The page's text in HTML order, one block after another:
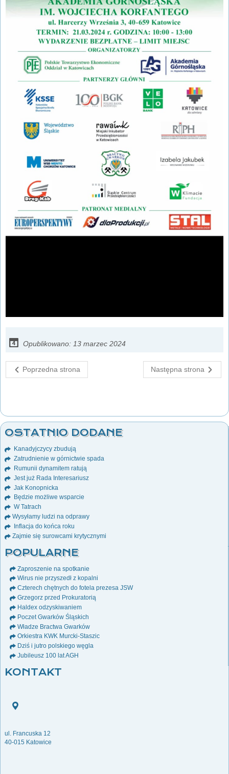
Opublikowano: 13 marzec 2024
Poprzedna strona Następna strona
OSTATNIO DODANE
Kanadyjczycy zbudują
Zatrudnienie w górnictwie spada
Rumunii dynamitem ratują
Jest już Rada Interesariusz
Jak Konopnicka
Będzie możliwe wsparcie
W Tatrach
Wysyłamy ludzi na odprawy
Inflacja do końca roku
Zajmie się surowcami krytycznymi
POPULARNE
Zaproszenie na spotkanie
Wirus nie przyszedł z kopalni
Czterech chętnych do fotela prezesa JSW
Grzegorz przed Prokuratorią
Haldex odzyskiwaniem
Poczet Gwarków Śląskich
Władze Bractwa Gwarków
Orkiestra KWK Murcki-Staszic
Dziś i jutro polskiego węgla
Jubileusz 100 lat AGH
KONTAKT
ul. Francuska 12
40-015 Katowice